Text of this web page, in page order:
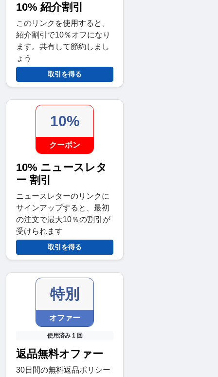
10% 紹介割引
このリンクを使用すると、
紹介割引で10％オフになり
ます。共有して節約しまし
ょう
取引を得る
10%
クーポン
10% ニュースレタ
ー 割引
ニュースレターのリンクに
サインアップすると、最初
の注文で最大10％の割引が
受けられます
取引を得る
特別
オファー
使用済み 1 回
返品無料オファー
30日間の無料返品ポリシー